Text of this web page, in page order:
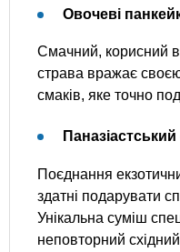
Овочеві
Смачний, корисний
страва вражає
смаків, яке точно
Поєднання
здатні подарувати
Унікальна суміш
неповторний